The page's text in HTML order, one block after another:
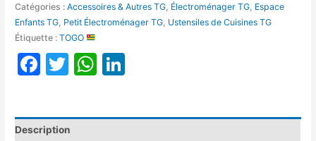
Catégories :Accessoires & Autres TG Électroménager TG Espace
Enfants TG Petit Électroménager TG Ustensiles de Cuisines TG
Étiquette :TOGO
Facebook
TwitterWhatsApp
Description